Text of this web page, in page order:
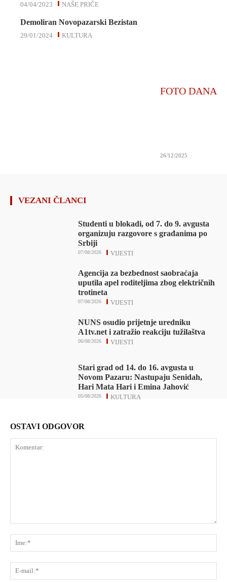
NAŠE PRIČE
04/04/2023
Demoliran Novopazarski Bezistan
KULTURA
29/01/2024
FOTO DANA
26/12/2025
VEZANI ČLANCI
Studenti u blokadi, od 7. do 9. avgusta
organizuju razgovore s građanima po
Srbiji
VIJESTI
07/08/2026
Agencija za bezbednost saobraćaja
uputila apel roditeljima zbog električnih
trotineta
VIJESTI
07/08/2026
NUNS osudio prijetnje uredniku
A1tv.net i zatražio reakciju tužilaštva
VIJESTI
06/08/2026
Stari grad od 14. do 16. avgusta u
Novom Pazaru: Nastupaju Senidah,
Hari Mata Hari i Emina Jahović
KULTURA
05/08/2026
OSTAVI ODGOVOR